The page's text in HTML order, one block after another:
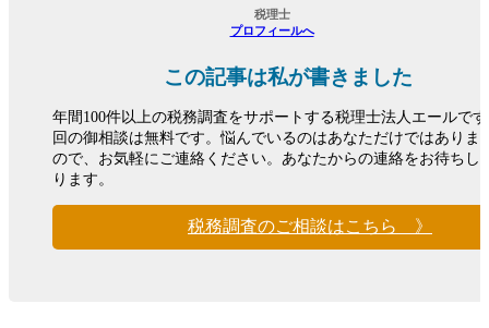
税理士
プロフィールへ
この記事は私が書きました
年間100件以上の税務調査をサポートする税理士法人エールで
回の御相談は無料です。悩んでいるのはあなただけではありま
ので、お気軽にご連絡ください。あなたからの連絡をお待ちし
ります。
税務調査のご相談はこちら 》